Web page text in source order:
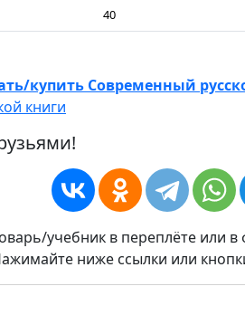
40
купить Современный
книги
учебник в переплёте или
ниже ссылки или